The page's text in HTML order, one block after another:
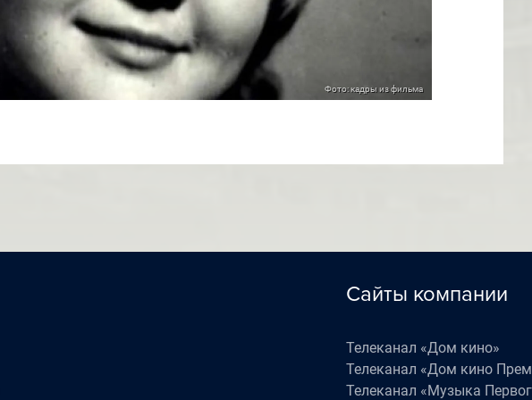
Фото: кадры из фильма
Сайты компании
Телеканал «Дом кино»
Телеканал «Дом кино
Телеканал «Музыка